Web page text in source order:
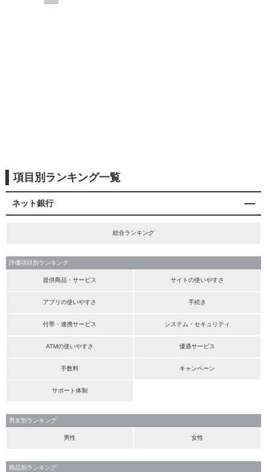
項目別ランキング一覧
ネット銀行
総合ランキング
評価項目別ランキング
提供商品・サービス サイトの使いやすさ
アプリの使いやすさ 手続き
付帯・連携サービス システム・セキュリティ
ATMの使いやすさ 優遇サービス
手数料 キャンペーン
サポート体制
男女別ランキング
男性 女性
商品別ランキング